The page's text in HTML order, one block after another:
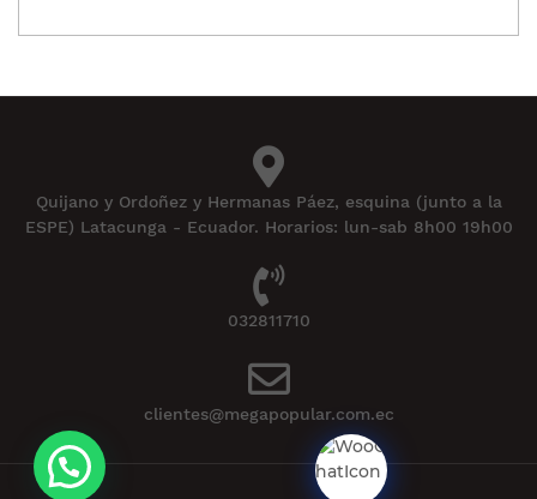
Quijano y Ordoñez y Hermanas Páez, esquina (junto a la
ESPE) Latacunga - Ecuador. Horarios: lun-sab 8h00 19h00
032811710
clientes@megapopular.com.ec